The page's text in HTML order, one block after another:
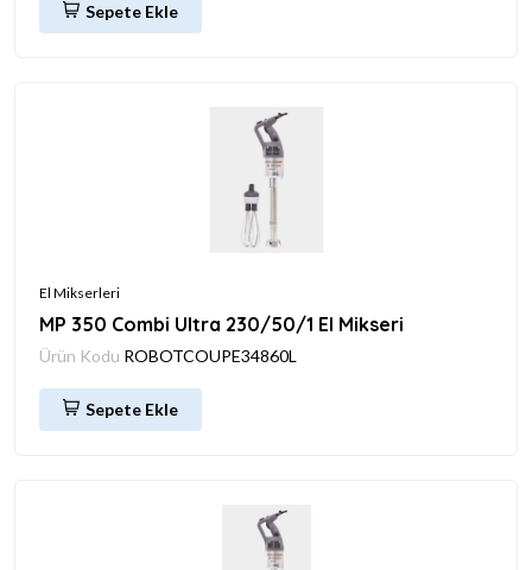
Sepete Ekle
El Mikserleri
MP 350 Combi Ultra 230/50/1 El Mikseri
Ürün Kodu ROBOTCOUPE34860L
Sepete Ekle